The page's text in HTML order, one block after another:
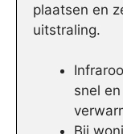
plaatsen en
uitstraling.
snel